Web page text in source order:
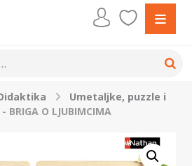
Umetaljke, puzzle i
- BRIGA O LJUBIMCIMA